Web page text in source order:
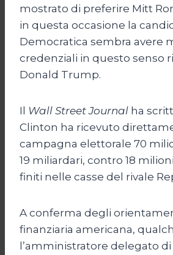
mostrato di preferire Mitt
in questa occasione la
Democratica sembra avere
credenziali in questo senso
Donald Trump.
Il Wall Street Journal ha
Clinton ha ricevuto
campagna elettorale 70
19 miliardari, contro 18
finiti nelle casse del rivale
A conferma degli
finanziaria americana,
l’amministratore delegato